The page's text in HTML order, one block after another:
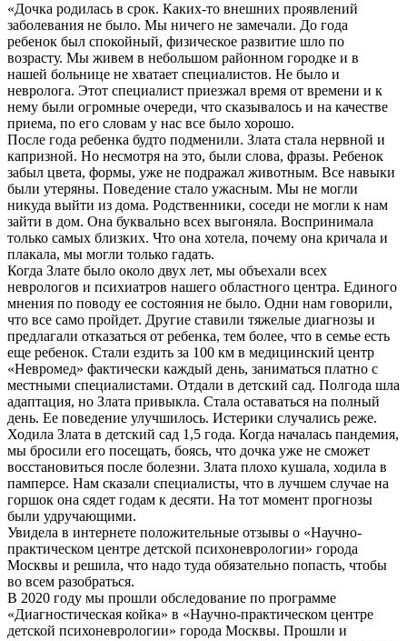
«Дочка родилась в срок. Каких-то внешних проявлений
заболевания не было. Мы ничего не замечали. До года
ребенок был спокойный, физическое развитие шло по
возрасту. Мы живем в небольшом районном городке и в
нашей больнице не хватает специалистов. Не было и
невролога. Этот специалист приезжал время от времени и к
нему были огромные очереди, что сказывалось и на качестве
приема, по его словам у нас все было хорошо.
После года ребенка будто подменили. Злата стала нервной и
капризной. Но несмотря на это, были слова, фразы. Ребенок
забыл цвета, формы, уже не подражал животным. Все навыки
были утеряны. Поведение стало ужасным. Мы не могли
никуда выйти из дома. Родственники, соседи не могли к нам
зайти в дом. Она буквально всех выгоняла. Воспринимала
только самых близких. Что она хотела, почему она кричала и
плакала, мы могли только гадать.
Когда Злате было около двух лет, мы объехали всех
неврологов и психиатров нашего областного центра. Единого
мнения по поводу ее состояния не было. Одни нам говорили,
что все само пройдет. Другие ставили тяжелые диагнозы и
предлагали отказаться от ребенка, тем более, что в семье есть
еще ребенок. Стали ездить за 100 км в медицинский центр
«Невромед» фактически каждый день, заниматься платно с
местными специалистами. Отдали в детский сад. Полгода шла
адаптация, но Злата привыкла. Стала оставаться на полный
день. Ее поведение улучшилось. Истерики случались реже.
Ходила Злата в детский сад 1,5 года. Когда началась пандемия,
мы бросили его посещать, боясь, что дочка уже не сможет
восстановиться после болезни. Злата плохо кушала, ходила в
памперсе. Нам сказали специалисты, что в лучшем случае на
горшок она сядет годам к десяти. На тот момент прогнозы
были удручающими.
Увидела в интернете положительные отзывы о «Научно-
практическом центре детской психоневрологии» города
Москвы и решила, что надо туда обязательно попасть, чтобы
во всем разобраться.
В 2020 году мы прошли обследование по программе
«Диагностическая койка» в «Научно-практическом центре
детской психоневрологии» города Москвы. Прошли и